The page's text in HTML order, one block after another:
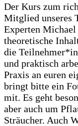
Der Kurs zum
Mitglied unseres
Experten
theoretische
die
und praktisch
Praxis an euren
bringt bitte ein
mit. Es geht
aber auch um
Sträucher. Auch